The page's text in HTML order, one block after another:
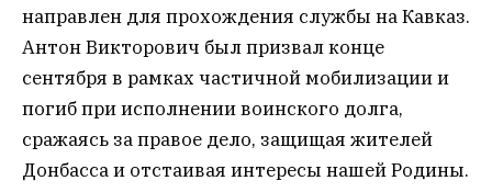
направлен для прохождения службы на Кавказ.
Антон Викторович был призвал конце
сентября в рамках частичной мобилизации и
погиб при исполнении воинского долга,
сражаясь за правое дело, защищая жителей
Донбасса и отстаивая интересы нашей Родины.